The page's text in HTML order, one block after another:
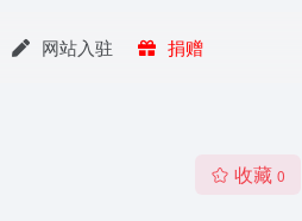
网站入驻 捐赠
收藏 0